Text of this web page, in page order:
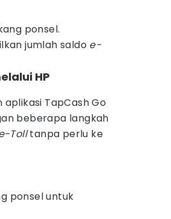
ponsel.
jumlah saldo e-
HP
TapCash Go
beberapa langkah
Tolltanpa perlu ke
ponsel untuk